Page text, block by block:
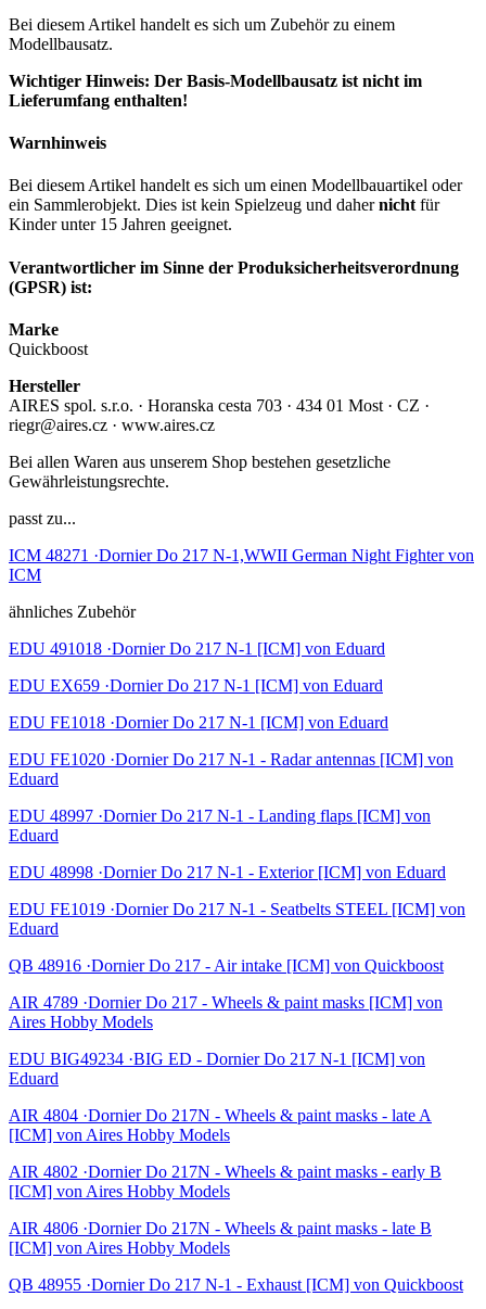
Bei diesem Artikel handelt es sich um Zubehör zu einem
Modellbausatz.
Wichtiger Hinweis: Der Basis-Modellbausatz ist nicht im
Lieferumfang enthalten!
Warnhinweis
Bei diesem Artikel handelt es sich um einen Modellbauartikel oder
ein Sammlerobjekt. Dies ist kein Spielzeug und dahernicht für
Kinder unter 15 Jahren geeignet.
Verantwortlicher im Sinne der Produksicherheitsverordnung
(GPSR) ist:
Marke
Quickboost
Hersteller
AIRES spol. s.r.o. · Horanska cesta 703 · 434 01 Most · CZ ·
riegr@aires.cz · www.aires.cz
Bei allen Waren aus unserem Shop bestehen gesetzliche
Gewährleistungsrechte.
passt zu...
ICM 48271 ·Dornier Do 217 N-1,WWII German Night Fighter von
ICM
ähnliches Zubehör
EDU 491018 ·Dornier Do 217 N-1 [ICM] von Eduard
EDU EX659 ·Dornier Do 217 N-1 [ICM] von Eduard
EDU FE1018 ·Dornier Do 217 N-1 [ICM] von Eduard
EDU FE1020 ·Dornier Do 217 N-1 - Radar antennas [ICM] von
Eduard
EDU 48997 ·Dornier Do 217 N-1 - Landing flaps [ICM] von
Eduard
EDU 48998 ·Dornier Do 217 N-1 - Exterior [ICM] von Eduard
EDU FE1019 ·Dornier Do 217 N-1 - Seatbelts STEEL [ICM] von
Eduard
QB 48916 ·Dornier Do 217 - Air intake [ICM] von Quickboost
AIR 4789 ·Dornier Do 217 - Wheels & paint masks [ICM] von
Aires Hobby Models
EDU BIG49234 ·BIG ED - Dornier Do 217 N-1 [ICM] von
Eduard
AIR 4804 ·Dornier Do 217N - Wheels & paint masks - late A
[ICM] von Aires Hobby Models
AIR 4802 ·Dornier Do 217N - Wheels & paint masks - early B
[ICM] von Aires Hobby Models
AIR 4806 ·Dornier Do 217N - Wheels & paint masks - late B
[ICM] von Aires Hobby Models
QB 48955 ·Dornier Do 217 N-1 - Exhaust [ICM] von Quickboost